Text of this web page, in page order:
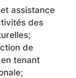
assistance
des
de
tenant